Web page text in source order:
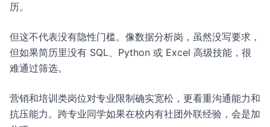
历。
但这不代表没有隐性门槛。像数据分析岗，虽然没写要求，
但如果简历里没有 SQL、Python 或 Excel 高级技能，很
难通过筛选。
营销和培训类岗位对专业限制确实宽松，更看重沟通能力和
抗压能力。跨专业同学如果在校内有社团外联经验，会是加